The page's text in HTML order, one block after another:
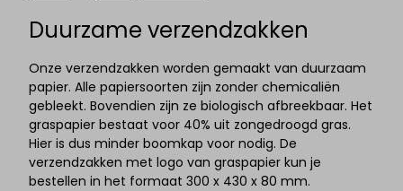
Duurzame verzendzakken
Onze verzendzakken worden gemaakt van duurzaam
papier. Alle papiersoorten zijn zonder chemicaliën
gebleekt. Bovendien zijn ze biologisch afbreekbaar. Het
graspapier bestaat voor 40% uit zongedroogd gras.
Hier is dus minder boomkap voor nodig. De
verzendzakken met logo van graspapier kun je
bestellen in het formaat 300 x 430 x 80 mm.